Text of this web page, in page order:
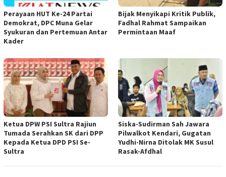
Perayaan HUT Ke-24 Partai
Demokrat, DPC Muna Gelar
Syukuran dan Pertemuan Antar
Kader
Bijak Menyikapi Kritik Publik,
Fadhal Rahmat Sampaikan
Permintaan Maaf
Ketua DPW PSI Sultra Rajiun
Tumada Serahkan SK dari DPP
Kepada Ketua DPD PSI Se-
Sultra
Siska-Sudirman Sah Jawara
Pilwalkot Kendari, Gugatan
Yudhi-Nirna Ditolak MK Susul
Rasak-Afdhal